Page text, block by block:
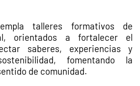
talleres formativos de
orientados a fortalecer el
saberes, experiencias y
fomentando la
de comunidad.